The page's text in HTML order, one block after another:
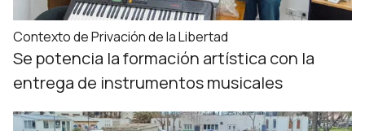
Contexto de Privación de la Libertad
Se potencia la formación artística con la
entrega de instrumentos musicales